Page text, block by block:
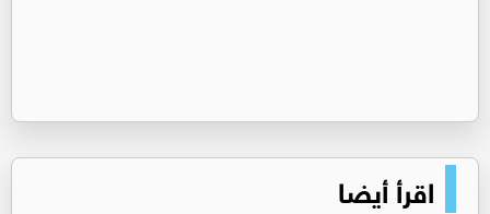
اقرأ أيضا